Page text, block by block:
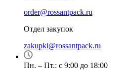
order@rossantpack.ru
Отдел закупок
zakupki@rossantpack.ru
Пн. – Пт.: с 9:00 до 18:00